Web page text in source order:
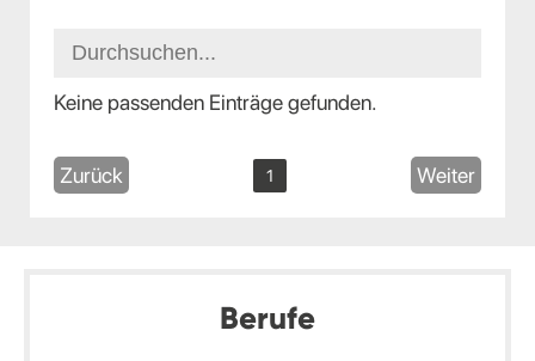
Keine passenden Einträge gefunden.
Zurück 1 Weiter
Berufe